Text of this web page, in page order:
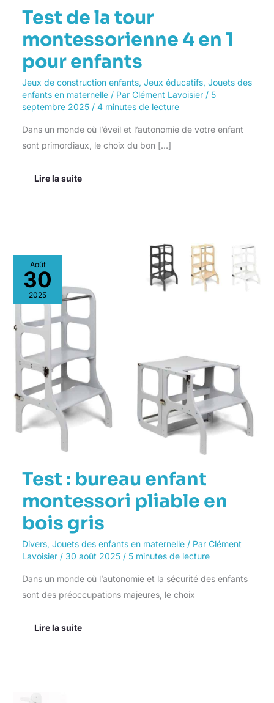
Test de la tour
montessorienne 4 en 1
pour enfants
Jeux de construction enfants, Jeux éducatifs, Jouets des
enfants en maternelle/ Par Clément Lavoisier / 5
septembre 2025 / 4 minutes de lecture
Dans un monde où l’éveil et l’autonomie de votre enfant
sont primordiaux, le choix du bon […]
Lire la suite
Août
30
2025
Test : bureau enfant
montessori pliable en
bois gris
Divers, Jouets des enfants en maternelle/ Par Clément
Lavoisier / 30 août 2025 / 5 minutes de lecture
Dans un monde où l’autonomie et la sécurité des enfants
sont des préoccupations majeures, le choix
Test
:
bureau
enfant
montessori
pliable
en
bois
gris
Lire la suite